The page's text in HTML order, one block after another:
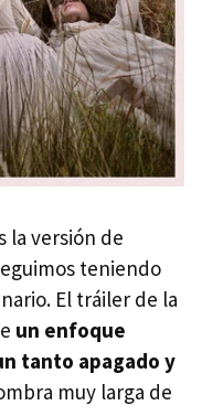
la versión de
teniendo
El tráiler de la
un enfoque
tanto apagado y
muy larga de